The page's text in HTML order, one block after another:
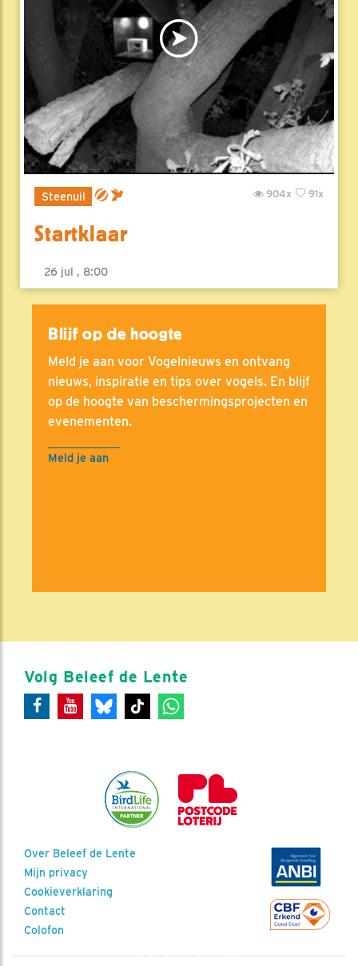
Steenuil 91x
904x
Startklaar
26 jul , 8:00
Blijf op de hoogte
Meld je aan voor Vogelnieuws en ontvang
nieuws, inspiratie en tips over vogels. En blijf
op de hoogte van beschermingsprojecten en
evenementen.
Meld je aan
Volg Beleef de Lente
Over Beleef de Lente
Mijn privacy
Cookieverklaring
Contact
Colofon